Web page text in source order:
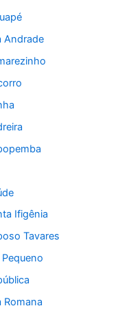
Andrade
Ifigênia
Tavares